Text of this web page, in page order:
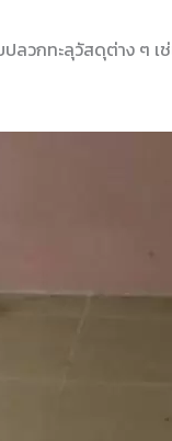
วกทะลุวัสดุต่าง ๆ